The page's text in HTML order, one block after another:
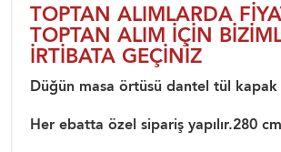
TOPTAN ALIMLARDA
TOPTAN ALIM İÇİN
İRTİBATA GEÇİNİZ
Düğün masa örtüsü dantel tül kapak
Her ebatta özel sipariş yapılır.280